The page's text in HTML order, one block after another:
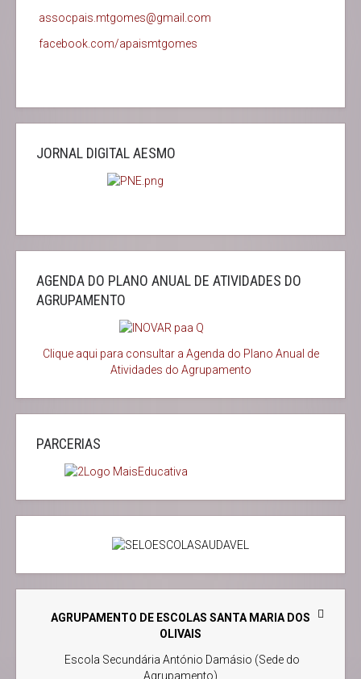
assocpais.mtgomes@gmail.com
facebook.com/apaismtgomes
JORNAL DIGITAL AESMO
AGENDA DO PLANO ANUAL DE ATIVIDADES DO
AGRUPAMENTO
Clique aqui para consultar a Agenda do Plano Anual de
Atividades do Agrupamento
PARCERIAS
AGRUPAMENTO DE ESCOLAS SANTA MARIA DOS
OLIVAIS
Escola Secundária António Damásio (Sede do
Agrupamento)